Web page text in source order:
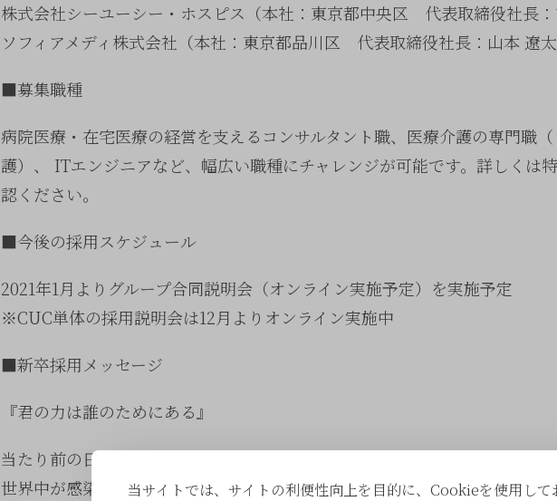
株式会社シーユーシー・ホスピス（本社：東京都中央区 代表取締役社長
ソフィアメディ株式会社（本社：東京都品川区 代表取締役社長：山本 遼太
■募集職種
病院医療・在宅医療の経営を支えるコンサルタント職、医療介護の専門職
護）、 ITエンジニアなど、幅広い職種にチャレンジが可能です。詳しくは
認ください。
■今後の採用スケジュール
2021年1月よりグループ合同説明会（オンライン実施予定）を実施予定
※CUC単体の採用説明会は12月よりオンライン実施中
■新卒採用メッセージ
『君の力は誰のためにある』
当たり前の日常が壊れた2020年。
世界中が感染症の恐怖と隣り合わせとなり
当サイトでは、サイトの利便性向上を目的に、Cookieを使用して